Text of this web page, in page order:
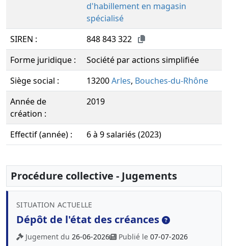
d'habillement en magasin
spécialisé
SIREN :
848 843 322
Forme juridique :
Société par actions simplifiée
Siège social :
13200Arles, Bouches-du-Rhône
Année de
création :
2019
Effectif (année) : 6 à 9 salariés (2023)
Procédure collective - Jugements
SITUATION ACTUELLE
Dépôt de l'état des créances
Jugement du 26-06-2026 Publié le 07-07-2026